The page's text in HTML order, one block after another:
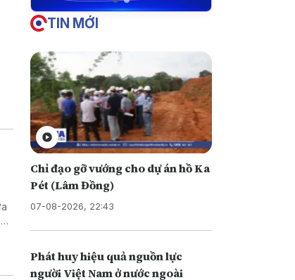
TIN MỚI
Chỉ đạo gỡ vướng cho dự án hồ Ka
Pét (Lâm Đồng)
07-08-2026, 22:43
Phát huy hiệu quả nguồn lực
người Việt Nam ở nước ngoài